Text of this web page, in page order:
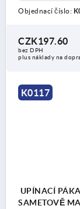
Objednací číslo:
CZK197.60
bez DPH
plus náklady na
K0117
UPÍNACÍ
SAMETOVĚ